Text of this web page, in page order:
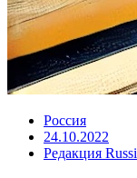
Россия
24.10.2022
Редакция